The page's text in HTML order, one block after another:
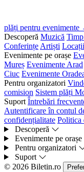
plăți pentru evenimente
Descoperă Muzică
Conferințe Artiști Locații
Evenimente pe orașe
Mureș Evenimente Arad
Ciuc Evenimente
Pentru organizatori
comision Sistem plăți
Suport Întrebări
Autentificare în contul
confidențialitate Politica
Descoperă
Evenimente pe orașe
Pentru organizatori
Suport
© 2026 Biletin.ro